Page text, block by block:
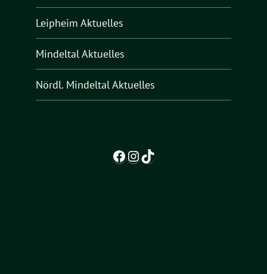
Leipheim Aktuelles
Mindeltal Aktuelles
Nördl. Mindeltal Aktuelles
Facebook
Instagram
TikTok